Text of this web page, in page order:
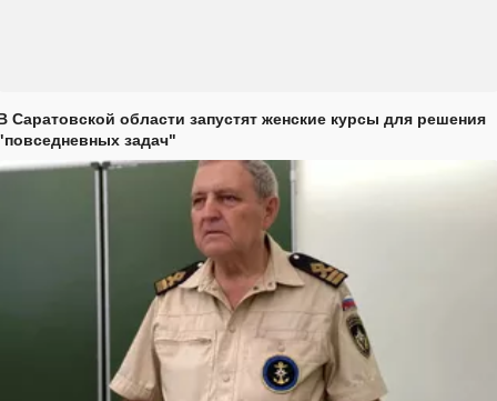
Саратовской области запустят женские курсы для решения
задач"